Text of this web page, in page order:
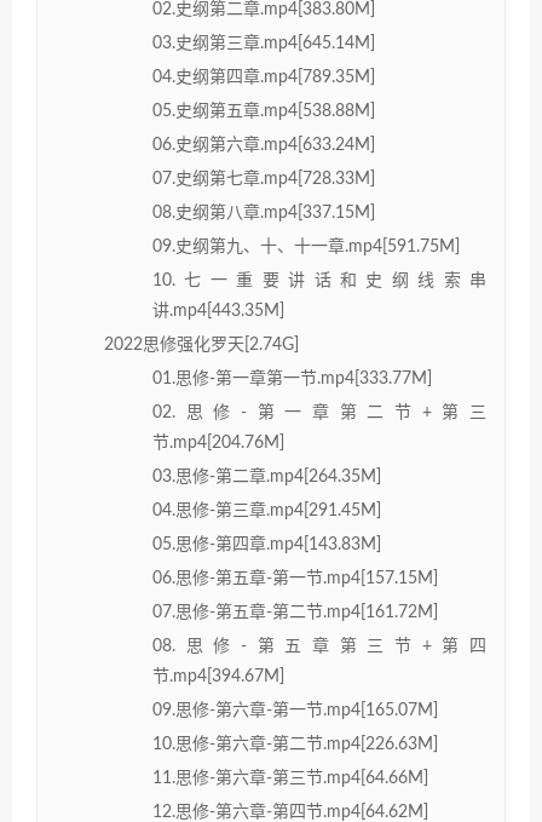
02.史纲第二章.mp4[383.80M]
03.史纲第三章.mp4[645.14M]
04.史纲第四章.mp4[789.35M]
05.史纲第五章.mp4[538.88M]
06.史纲第六章.mp4[633.24M]
07.史纲第七章.mp4[728.33M]
08.史纲第八章.mp4[337.15M]
09.史纲第九、十、十一章.mp4[591.75M]
10.七一重要讲话和史纲线索串
讲.mp4[443.35M]
2022思修强化罗天[2.74G]
01.思修-第一章第一节.mp4[333.77M]
02.思修-第一章第二节+第三
节.mp4[204.76M]
03.思修-第二章.mp4[264.35M]
04.思修-第三章.mp4[291.45M]
05.思修-第四章.mp4[143.83M]
06.思修-第五章-第一节.mp4[157.15M]
07.思修-第五章-第二节.mp4[161.72M]
08.思修-第五章第三节+第四
节.mp4[394.67M]
09.思修-第六章-第一节.mp4[165.07M]
10.思修-第六章-第二节.mp4[226.63M]
11.思修-第六章-第三节.mp4[64.66M]
12.思修-第六章-第四节.mp4[64.62M]